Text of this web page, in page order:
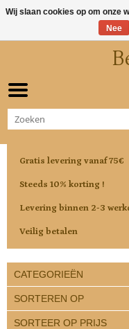
Gratis levering vanaf 75€
Steeds 10% korting !
Levering binnen 2-3
Veilig betalen
CATEGORIEËN
SORTEREN OP
SORTEER OP PRIJS
Wij slaan cookies op om onze
Nee